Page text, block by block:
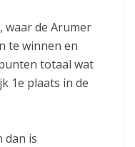
waar de Arumer
te winnen en
totaal wat
1e plaats in de
dan is